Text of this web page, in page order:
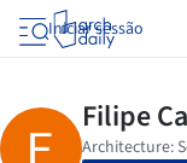
Iniciar sessão